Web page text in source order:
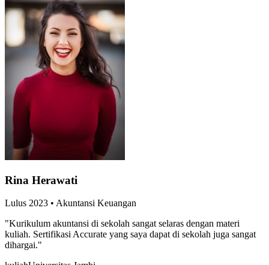
Rina Herawati
Lulus 2023 • Akuntansi Keuangan
"Kurikulum akuntansi di sekolah sangat selaras dengan materi
kuliah. Sertifikasi Accurate yang saya dapat di sekolah juga sangat
dihargai."